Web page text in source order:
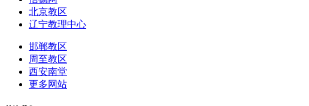
北京教区
辽宁教理中心
邯郸教区
周至教区
西安南堂
更多网站